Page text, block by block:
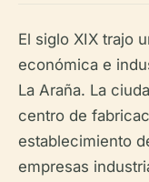
El siglo XIX trajo
económica e
La Araña. La
centro de
establecimiento
empresas